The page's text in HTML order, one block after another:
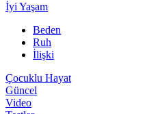
İyi Yaşam
Beden
Ruh
İlişki
Çocuklu Hayat
Güncel
Video